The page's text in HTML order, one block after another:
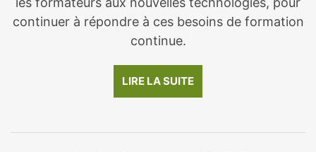
continuer à répondre à ces besoins de formation
continue.
LIRE LA SUITE